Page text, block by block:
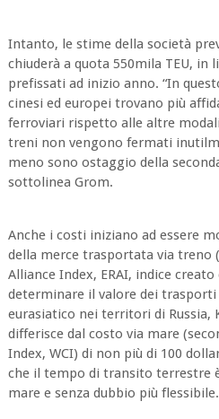
Intanto, le stime della società
chiuderà a quota 550mila TEU, in
prefissati ad inizio anno. “In
cinesi ed europei trovano più
ferroviari rispetto alle altre
treni non vengono fermati
meno sono ostaggio della
sottolinea Grom.
Anche i costi iniziano ad essere
della merce trasportata via treno
Alliance Index, ERAI, indice creato
determinare il valore dei
eurasiatico nei territori di Russia,
differisce dal costo via mare
Index, WCI) di non più di 100
che il tempo di transito terrestre
mare e senza dubbio più flessibile.